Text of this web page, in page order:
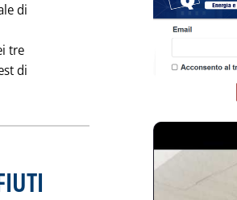
di
tre
di
tutta la notizia: 'NUOVO INCIDENTE
. Pubblicata lunedì 25 febbraio 1991 alle 0.0.